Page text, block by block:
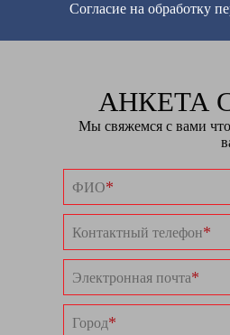
Согласие на обработку
АНКЕТА
Мы свяжемся с вами
ФИО*
Контактный телефон*
Электронная почта*
Город*